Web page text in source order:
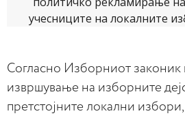
Согласно Изборниот законик
извршување на изборните
претстојните локални